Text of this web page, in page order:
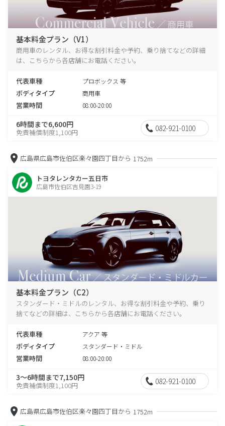
基本料金プラン（V1）
商用車のレンタル、お得な割引料金や予約、乗り捨てなどの詳細
は、こちらから各店舗にお電話ください。
代表車種 プロボックス 等
ボディタイプ 商用車
営業時間 08:00-20:00
6時間まで6,600円
免責補償制度1,100円 082-921-0100
広島県広島市佐伯区楽々園四丁目から 1752m
トヨタレンタカー五日市
広島市佐伯区吉見園3-19
基本料金プラン（C2）
スタンダード・ミドルのレンタル、お得な割引料金や予約、乗り
捨てなどの詳細は、こちらから各店舗にお電話ください。
代表車種 アクア 等
ボディタイプ スタンダード・ミドル
営業時間 08:00-20:00
3～6時間まで7,150円
免責補償制度1,100円 082-921-0100
広島県広島市佐伯区楽々園四丁目から 1752m